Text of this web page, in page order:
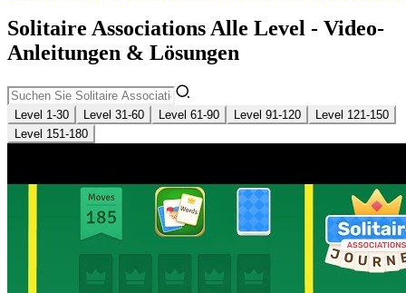
Solitaire Associations Alle Level - Video-
Anleitungen & Lösungen
Level 1-30 Level 31-60 Level 61-90 Level 91-120
Level 121-150
Level 151-180